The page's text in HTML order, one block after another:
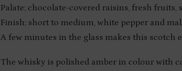
Palate; chocolate-covered raisins, fresh fruits,
Finish; short to medium, white pepper and
A few minutes in the glass makes this scotch
The whisky is polished amber in colour with